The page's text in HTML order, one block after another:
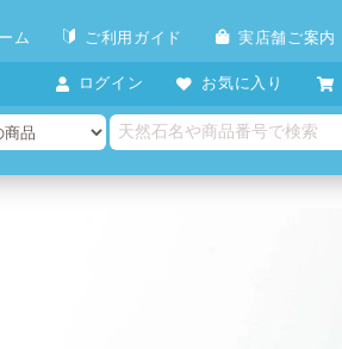
ム ご利用ガイド 実店舗ご案内
ログイン お気に入り